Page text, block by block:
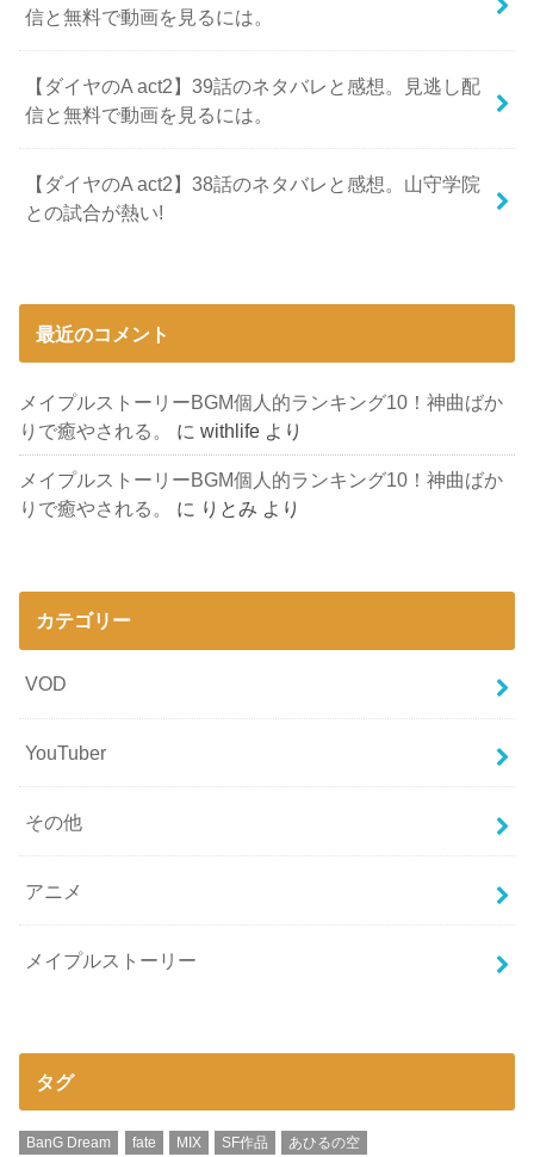
信と無料で動画を見るには。
【ダイヤのA act2】39話のネタバレと感想。見逃し配
信と無料で動画を見るには。
【ダイヤのA act2】38話のネタバレと感想。山守学院
との試合が熱い!
最近のコメント
メイプルストーリーBGM個人的ランキング10！神曲ばか
りで癒やされる。
にwithlife より
メイプルストーリーBGM個人的ランキング10！神曲ばか
りで癒やされる。
に りとみ より
カテゴリー
VOD
YouTuber
その他
アニメ
メイプルストーリー
タグ
BanG Dream fate MIX SF作品 あひるの空